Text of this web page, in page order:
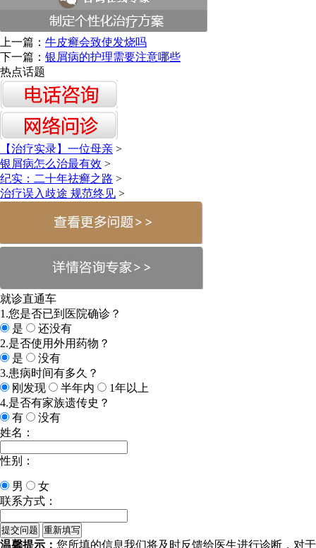
上一篇： 牛皮癣会致使发烧吗
下一篇： 银屑病的护理需要注意哪些
热点话题
【治疗实录】一位母亲 >
银屑病怎么治最有效 >
纪实：二十年祛癣之路 >
治疗误入歧途 规范终见 >
就诊直通车
1.您是否已到医院确诊？
是
还没有
2.是否使用外用药物？
是
没有
3.患病时间有多久？
刚发现
半年内
1年以上
4.是否有家族遗传史？
有
没有
姓名：
性别：
男
女
联系方式：
温馨提示： 您所填的信息我们将及时反馈给医生进行诊断，对于